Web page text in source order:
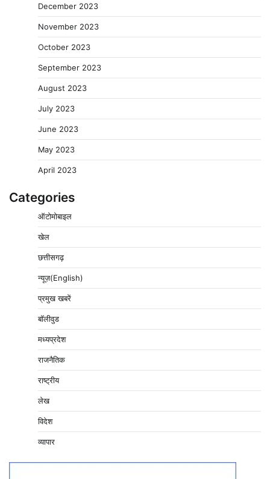
December 2023
November 2023
October 2023
September 2023
August 2023
July 2023
June 2023
May 2023
April 2023
Categories
ऑटोमोबाइल
खेल
छत्तीसगढ़
न्यूज़(English)
प्रमुख खबरें
बॉलीवुड
मध्यप्रदेश
राजनैतिक
राष्ट्रीय
लेख
विदेश
व्यापार